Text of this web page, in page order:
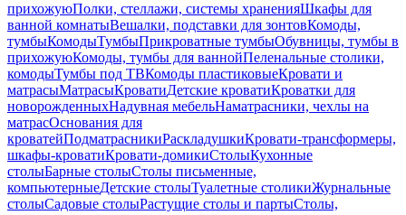
прихожуюПолки, стеллажи, системы храненияШкафы для
ванной комнатыВешалки, подставки для зонтовКомоды,
тумбыКомодыТумбыПрикроватные тумбыОбувницы, тумбы в
прихожуюКомоды, тумбы для ваннойПеленальные столики,
комодыТумбы под ТВКомоды пластиковыеКровати и
матрасыМатрасыКроватиДетские кроватиКроватки для
новорожденныхНадувная мебельНаматрасники, чехлы на
матрасОснования для
кроватейПодматрасникиРаскладушкиКровати-трансформеры,
шкафы-кроватиКровати-домикиСтолыКухонные
столыБарные столыСтолы письменные,
компьютерныеДетские столыТуалетные столикиЖурнальные
столыСадовые столыРастущие столы и партыСтолы,